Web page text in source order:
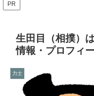
PR
生田目（相撲）
情報・プロフィ
力士